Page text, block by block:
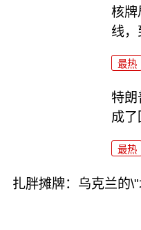
核牌
线，
最热
特朗
成了
最热
扎胖摊牌：乌克兰的